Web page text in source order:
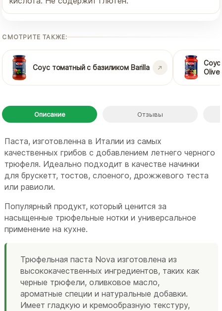
СМОТРИТЕ ТАКЖЕ:
Соус томатный с базиликом Barilla
Соус
Olive
Описание Отзывы
Паста, изготовленна в Италии из самых
качественных грибов с добавлением летнего черного
трюфеля. Идеально подходит в качестве начинки
для брускетт, тостов, слоеного, дрожжевого теста
или равиоли.
Популярный продукт, который ценится за
насыщенные трюфельные нотки и универсальное
применение на кухне.
Трюфельная паста Nova изготовлена из
высококачественных ингредиентов, таких как
черные трюфели, оливковое масло,
ароматные специи и натуральные добавки.
Имеет гладкую и кремообразную текстуру,